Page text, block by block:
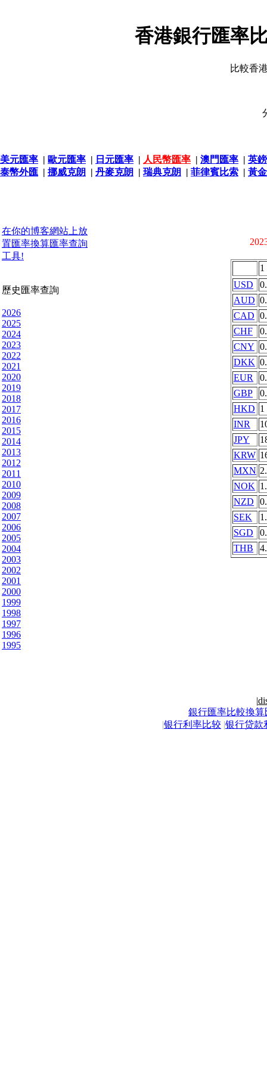
香港銀行匯率
比較香
美元匯率 | 歐元匯率 | 日元匯率 | 人民幣匯率 | 澳門匯率 | 英
泰幣外匯 | 挪威克朗 | 丹麥克朗 | 瑞典克朗 | 菲律賓比索 | 黃
在你的博客網站上放
置匯率換算匯率查詢
工具!
歷史匯率查詢
2026
2025
2024
2023
2022
2021
2020
2019
2018
2017
2016
2015
2014
2013
2012
2011
2010
2009
2008
2007
2006
2005
2004
2003
2002
2001
2000
1999
1998
1997
1996
1995
1
USD
AUD
CAD
CHF
CNY
DKK
EUR
GBP
HKD 1
INR
JPY
KRW
MXN
NOK
NZD
SEK
SGD
THB
|
銀行匯率比較換算
|银行利率比较 |银行贷款